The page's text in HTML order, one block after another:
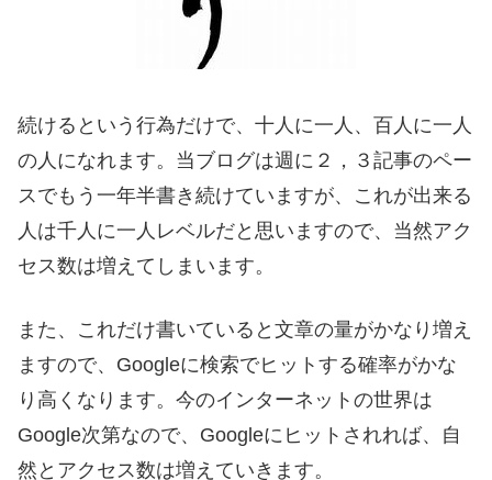
続けるという行為だけで、十人に一人、百人に一人
の人になれます。当ブログは週に２，３記事のペー
スでもう一年半書き続けていますが、これが出来る
人は千人に一人レベルだと思いますので、当然アク
セス数は増えてしまいます。
また、これだけ書いていると文章の量がかなり増え
ますので、Googleに検索でヒットする確率がかな
り高くなります。今のインターネットの世界は
Google次第なので、Googleにヒットされれば、自
然とアクセス数は増えていきます。